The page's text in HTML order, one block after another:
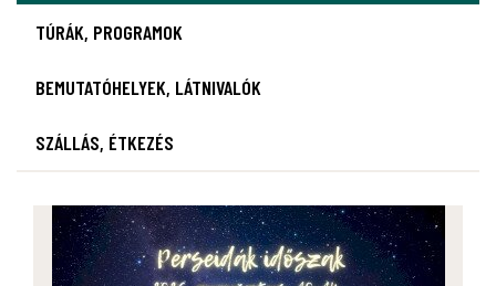
TÚRÁK, PROGRAMOK
BEMUTATÓHELYEK, LÁTNIVALÓK
SZÁLLÁS, ÉTKEZÉS